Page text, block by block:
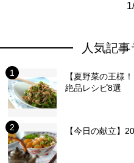
人気記
【夏野菜の王様
絶品レシピ8選
【今日の献立】